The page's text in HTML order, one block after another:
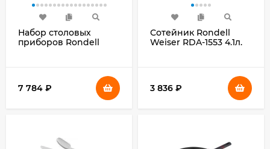
Набор столовых
приборов Rondell
7 784 ₽
Сотейник Rondell
Weiser RDA-1553 4.1л.
3 836 ₽